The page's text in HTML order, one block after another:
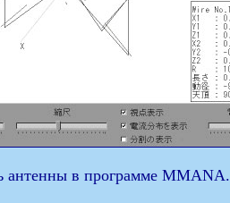
антенны в программе MMANA.